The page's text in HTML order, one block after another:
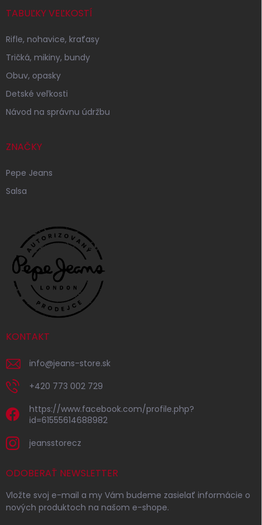
TABUĽKY VEĽKOSTÍ
Rifle, nohavice, kraťasy
Tričká, mikiny, bundy
Obuv, opasky
Detské veľkosti
Návod na správnu údržbu
ZNAČKY
Pepe Jeans
Salsa
KONTAKT
info@jeans-store.sk
+420 773 002 729
https://www.facebook.com/profile.php?
id=61555614688982
jeansstorecz
ODOBERAŤ NEWSLETTER
Vložte svoj e-mail a my Vám budeme zasielať informácie o
nových produktoch na našom e-shope.